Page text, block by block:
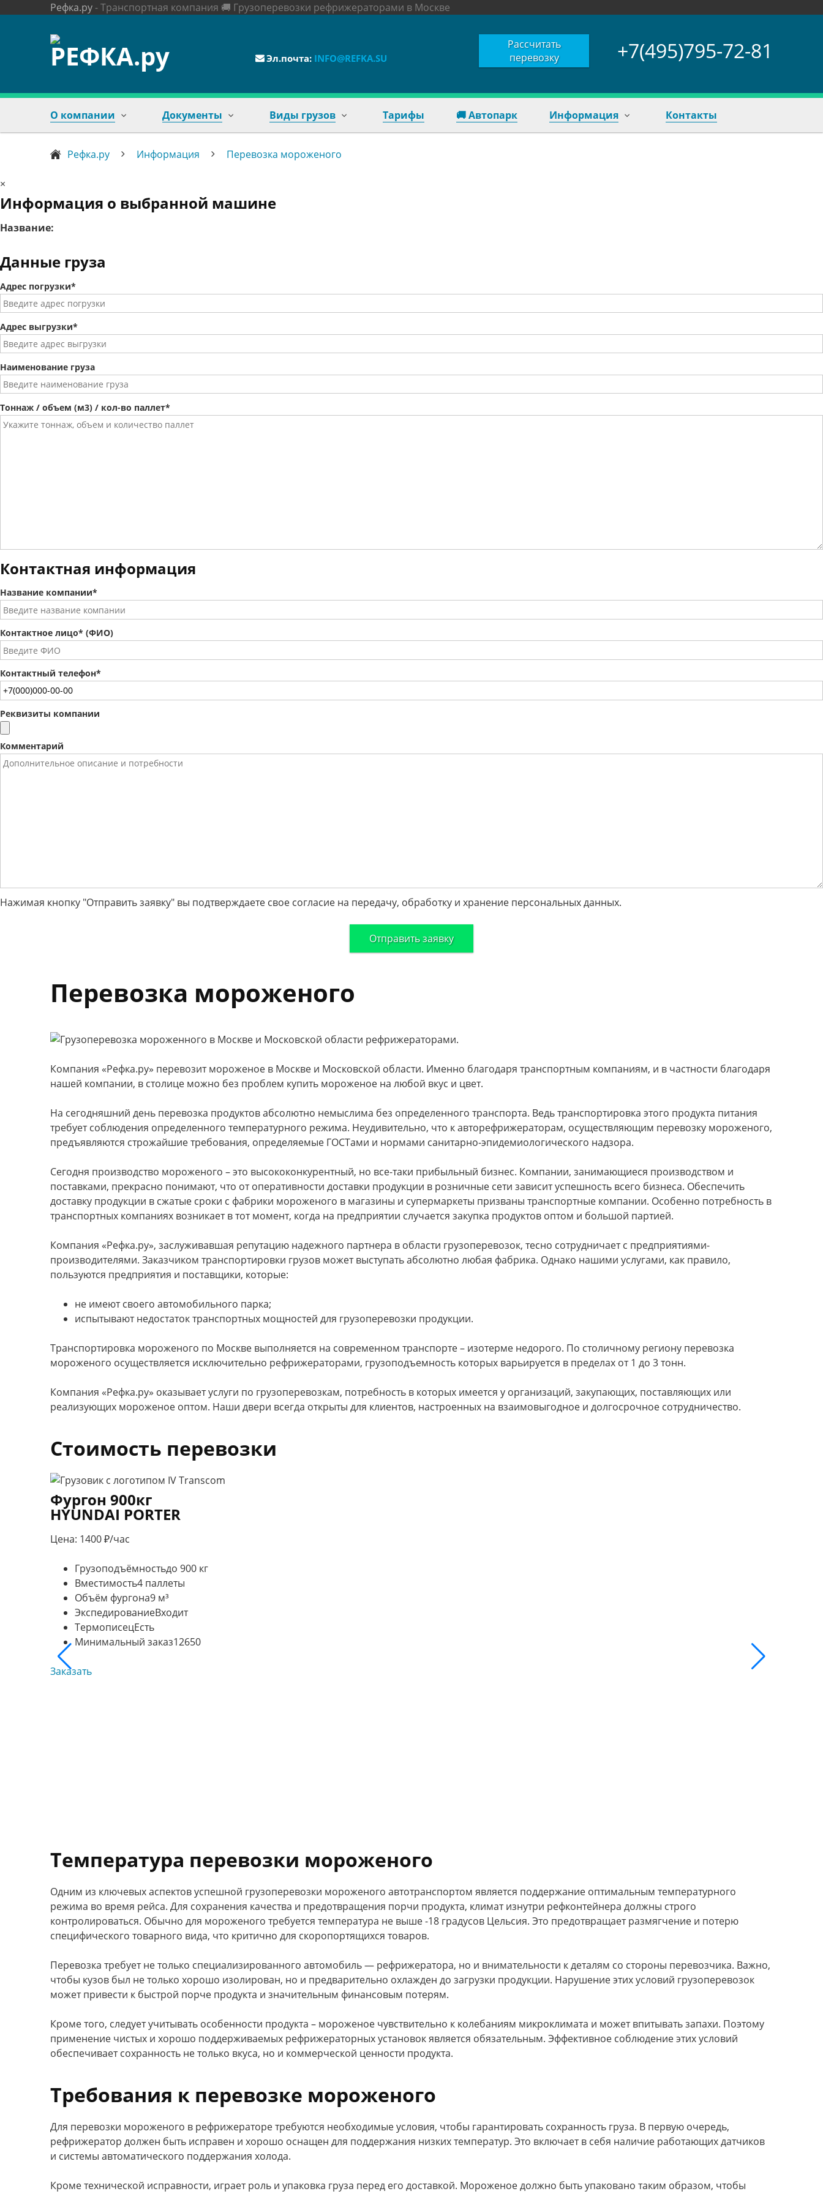
Рефка.ру- Транспортная компания 🚚 Грузоперевозки рефрижераторами в Москве
Эл.почта: INFO@REFKA.SU
Рассчитать
перевозку
+7(495)795-72-81
О компании Документы Виды грузов Тарифы 🚚 Автопарк Информация Контакты
Рефка.ру Информация Перевозка мороженого
×
Информация о выбранной машине
Название:
Данные груза
Адрес погрузки*
Адрес выгрузки*
Наименование груза
Тоннаж / объем (м3) / кол-во паллет*
Контактная информация
Название компании*
Контактное лицо* (ФИО)
Контактный телефон*
Реквизиты компании
Комментарий
Нажимая кнопку "Отправить заявку" вы подтверждаете свое согласие на передачу, обработку и хранение персональных данных.
Перевозка мороженого
Компания «Рефка.ру» перевозит мороженое в Москве и Московской области. Именно благодаря транспортным компаниям, и в частности благодаря
нашей компании, в столице можно без проблем купить мороженое на любой вкус и цвет.
На сегодняшний день перевозка продуктов абсолютно немыслима без определенного транспорта. Ведь транспортировка этого продукта питания
требует соблюдения определенного температурного режима. Неудивительно, что к авторефрижераторам, осуществляющим перевозку мороженого,
предъявляются строжайшие требования, определяемые ГОСТами и нормами санитарно-эпидемиологического надзора.
Сегодня производство мороженого – это высококонкурентный, но все-таки прибыльный бизнес. Компании, занимающиеся производством и
поставками, прекрасно понимают, что от оперативности доставки продукции в розничные сети зависит успешность всего бизнеса. Обеспечить
доставку продукции в сжатые сроки с фабрики мороженого в магазины и супермаркеты призваны транспортные компании. Особенно потребность в
транспортных компаниях возникает в тот момент, когда на предприятии случается закупка продуктов оптом и большой партией.
Компания «Рефка.ру», заслуживавшая репутацию надежного партнера в области грузоперевозок, тесно сотрудничает с предприятиями-
производителями. Заказчиком транспортировки грузов может выступать абсолютно любая фабрика. Однако нашими услугами, как правило,
пользуются предприятия и поставщики, которые:
не имеют своего автомобильного парка;
испытывают недостаток транспортных мощностей для грузоперевозки продукции.
Транспортировка мороженого по Москве выполняется на современном транспорте – изотерме недорого. По столичному региону перевозка
мороженого осуществляется исключительно рефрижераторами, грузоподъемность которых варьируется в пределах от 1 до 3 тонн.
Компания «Рефка.ру» оказывает услуги по грузоперевозкам, потребность в которых имеется у организаций, закупающих, поставляющих или
реализующих мороженое оптом. Наши двери всегда открыты для клиентов, настроенных на взаимовыгодное и долгосрочное сотрудничество.
Стоимость перевозки
Фургон 900кг
HYUNDAI PORTER
Цена: 1400 ₽/час
Грузоподъёмностьдо 900 кг
Вместимость4 паллеты
Объём фургона9 м³
ЭкспедированиеВходит
ТермописецЕсть
Минимальный заказ12650
Заказать
Температура перевозки мороженого
Одним из ключевых аспектов успешной грузоперевозки мороженого автотранспортом является поддержание оптимальным температурного
режима во время рейса. Для сохранения качества и предотвращения порчи продукта, климат изнутри рефконтейнера должны строго
контролироваться. Обычно для мороженого требуется температура не выше -18 градусов Цельсия. Это предотвращает размягчение и потерю
специфического товарного вида, что критично для скоропортящихся товаров.
Перевозка требует не только специализированного автомобиль — рефрижератора, но и внимательности к деталям со стороны перевозчика. Важно,
чтобы кузов был не только хорошо изолирован, но и предварительно охлажден до загрузки продукции. Нарушение этих условий грузоперевозок
может привести к быстрой порче продукта и значительным финансовым потерям.
Кроме того, следует учитывать особенности продукта – мороженое чувствительно к колебаниям микроклимата и может впитывать запахи. Поэтому
применение чистых и хорошо поддерживаемых рефрижераторных установок является обязательным. Эффективное соблюдение этих условий
обеспечивает сохранность не только вкуса, но и коммерческой ценности продукта.
Требования к перевозке мороженого
Для перевозки мороженого в рефрижераторе требуются необходимые условия, чтобы гарантировать сохранность груза. В первую очередь,
рефрижератор должен быть исправен и хорошо оснащен для поддержания низких температур. Это включает в себя наличие работающих датчиков
и системы автоматического поддержания холода.
Кроме технической исправности, играет роль и упаковка груза перед его доставкой. Мороженое должно быть упаковано таким образом, чтобы